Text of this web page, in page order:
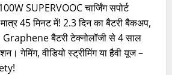
SUPERVOOC चार्जिंग सपोर्ट
45 मिनट में! 2.3 दिन का बैटरी बैकअप,
Graphene बैटरी टेक्नोलॉजी से 4 साल
गेमिंग, वीडियो स्ट्रीमिंग या हैवी यूज –